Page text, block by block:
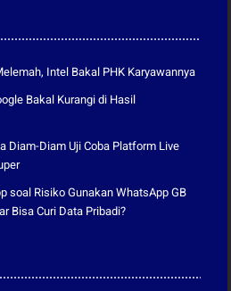
Intel Bakal PHK Karyawannya
Bakal Kurangi di Hasil
Diam-Diam Uji Coba Platform Live
soal Risiko Gunakan WhatsApp GB
Bisa Curi Data Pribadi?